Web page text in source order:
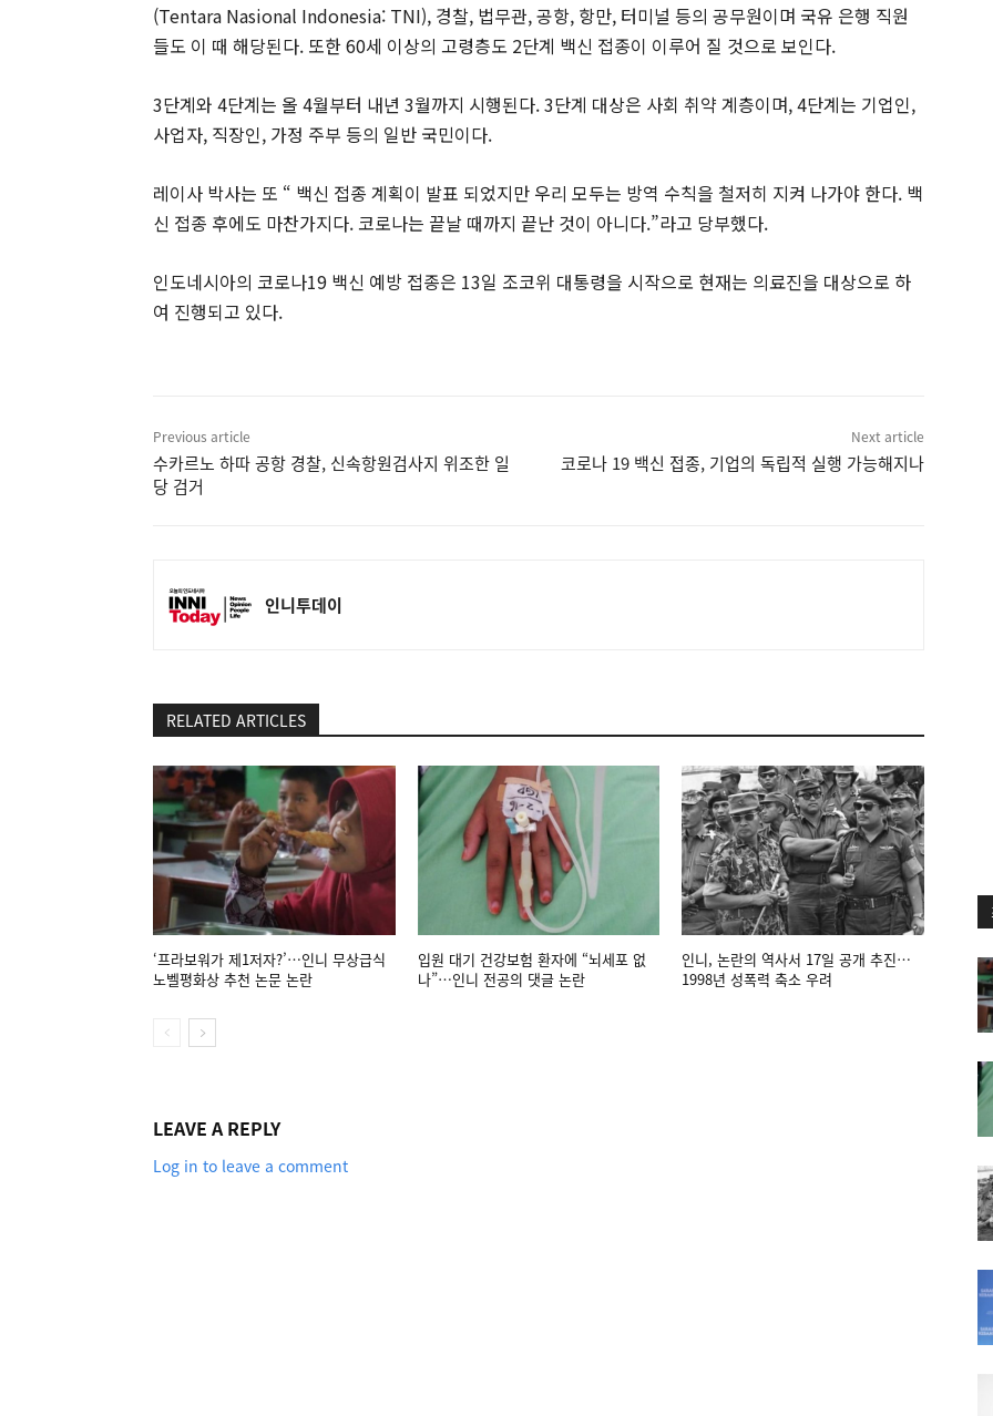
(Tentara Nasional Indonesia: TNI), 경찰, 법무관, 공항, 항만, 터미널 등의 공무원이며 국유 은행 직원
들도 이 때 해당된다. 또한 60세 이상의 고령층도 2단계 백신 접종이 이루어 질 것으로 보인다.
3단계와 4단계는 올 4월부터 내년 3월까지 시행된다. 3단계 대상은 사회 취약 계층이며, 4단계는 기업인,
사업자, 직장인, 가정 주부 등의 일반 국민이다.
레이사 박사는 또 “ 백신 접종 계획이 발표 되었지만 우리 모두는 방역 수칙을 철저히 지켜 나가야 한다. 백
신 접종 후에도 마찬가지다. 코로나는 끝날 때까지 끝난 것이 아니다.”라고 당부했다.
인도네시아의 코로나19 백신 예방 접종은 13일 조코위 대통령을 시작으로 현재는 의료진을 대상으로 하
여 진행되고 있다.
Previous article
수카르노 하따 공항 경찰, 신속항원검사지 위조한 일
당 검거
Next article
코로나 19 백신 접종, 기업의 독립적 실행 가능해지나
인니투데이
RELATED ARTICLES
‘프라보워가 제1저자?’…인니 무상급식
노벨평화상 추천 논문 논란
입원 대기 건강보험 환자에 “뇌세포 없
나”…인니 전공의 댓글 논란
인니, 논란의 역사서 17일 공개 추진…
1998년 성폭력 축소 우려
LEAVE A REPLY
Log in to leave a comment